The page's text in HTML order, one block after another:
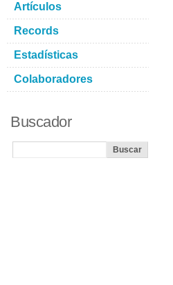
Artículos
Records
Estadísticas
Colaboradores
Buscador